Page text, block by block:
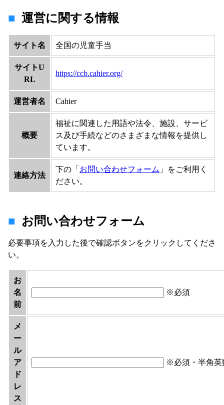
運営に関する情報
サイト名 全国の児童手当
サイトU
RL
https://ccb.cahier.org/
運営者名 Cahier
概要
福祉に関連した用語や法令、施設、サービ
ス及び手続などのさまざまな情報を提供し
ています。
連絡方法
下の「 お問い合わせフォーム 」をご利用く
ださい。
お問い合わせフォーム
必要事項を入力した後で確認ボタンをクリックしてくださ
い。
お
名
前
※必須
メ
ー
ル
ア
ド
レ
ス
※必須・半角英